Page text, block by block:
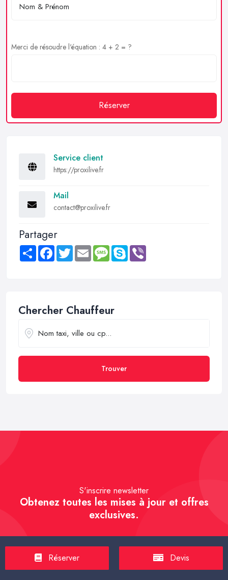
Merci de résoudre l'équation : 4 + 2 = ?
Réserver
Service client
https://proxilive.fr
Mail
contact@proxilive.fr
Partager
Share FacebookTwitter Email MessageSkype
Chercher Chauffeur
Trouver
S'inscrire newsletter
Obtenez toutes les mises à jour et offres
exclusives.
S'inscrire
Réserver Devis